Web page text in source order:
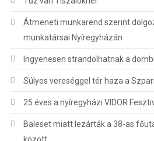
Átmeneti munkarend szerint
munkatársai Nyíregyházán
Ingyenesen strandolhatnak a
Súlyos vereséggel tér haza a
25 éves a nyíregyházi VIDOR
Baleset miatt lezárták a 38-as